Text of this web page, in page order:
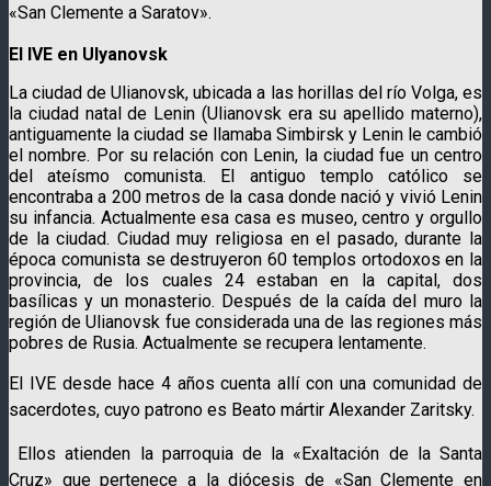
«San Clemente a Saratov».
El IVE en Ulyanovsk
La ciudad de Ulianovsk, ubicada a las horillas del río Volga, es
la ciudad natal de Lenin (Ulianovsk era su apellido materno),
antiguamente la ciudad se llamaba Simbirsk y Lenin le cambió
el nombre. Por su relación con Lenin, la ciudad fue un centro
del ateísmo comunista. El antiguo templo católico se
encontraba a 200 metros de la casa donde nació y vivió Lenin
su infancia. Actualmente esa casa es museo, centro y orgullo
de la ciudad. Ciudad muy religiosa en el pasado, durante la
época comunista se destruyeron 60 templos ortodoxos en la
provincia, de los cuales 24 estaban en la capital, dos
basílicas y un monasterio. Después de la caída del muro la
región de Ulianovsk fue considerada una de las regiones más
pobres de Rusia. Actualmente se recupera lentamente.
El IVE desde hace 4 años cuenta allí con una comunidad de
sacerdotes, cuyo patrono es Beato mártir Alexander Zaritsky.
Ellos atienden la parroquia de la «Exaltación de la Santa
Cruz» que pertenece a la diócesis de «San Clemente en